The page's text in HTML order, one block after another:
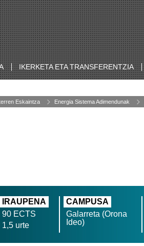
IKERKETA ETA TRANSFERENTZIA
Eskaintza Energia Sistema Adimendunak
IRAUPENA
90 ECTS
1,5 urte
CAMPUSA
Galarreta (Orona
Ideo)